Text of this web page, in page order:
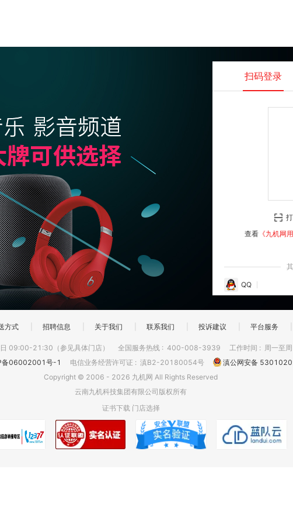
扫码登录
QQ
查看 《九机网
方式 招聘信息 关于我们 联系我们 投诉建议 平台服务
09:00-21:30（参见具体门店） 全国服务热线 : 400-008-3939 工作时间 : 周一至
备06002001号-1
电信业务经营许可证 : 滇B2-20180054号
滇公网安备
Copyright © 2006 - 2026 九机网 All Rights Reserved
云南九机科技集团有限公司版权所有
证书下载 门店选择